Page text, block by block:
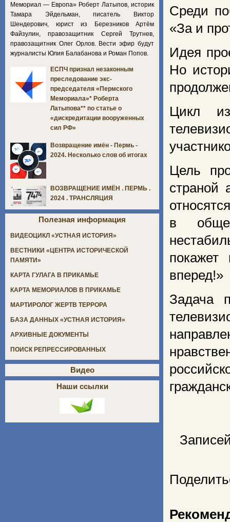
Среди
«За и
Идея
Но
Цикл из
Цель
страной
в
покажет
вперед!»
Задача
Мемориал — Европа» Роберт Латыпов, историк
Тамара Эйдельман, писатель Виктор
Шендерович, юрист из Березников Артём
Файзулин, правозащитник Сергей Трутнев,
правозащитник Олег Орлов. Вести эфир будут
журналисты Юлия Балабанова и Роман Попов.
ЕСПЧ признал незаконным
преследование экс-
председателя «Пермского
Мемориала»* Роберта
Латыпова** по статье о
«дискредитации вооруженных
сил РФ»
Возвращение имён - Пермь -
2024. Несколько слов об итогах
ВОЗВРАЩЕНИЕ ИМЁН . ПЕРМЬ .
2024 . ТРАНСЛЯЦИЯ
Полезная информация
ВИДЕОЦИКЛ «УСТНАЯ ИСТОРИЯ»
ВЕСТНИКИ «ЦЕНТРА ИСТОРИЧЕСКОЙ
ПАМЯТИ»
КАРТА ГУЛАГА В ПРИКАМЬЕ
КАРТА МЕМОРИАЛОВ В ПРИКАМЬЕ
МАРТИРОЛОГ ЖЕРТВ ТЕРРОРА
БАЗА ДАННЫХ «УСТНАЯ ИСТОРИЯ»
АРХИВНЫЕ ДОКУМЕНТЫ
ПОИСК РЕПРЕССИРОВАННЫХ
Видео
Наши ссылки